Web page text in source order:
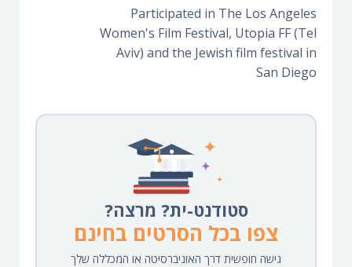
Participated in The Los Angeles
Women's Film Festival, Utopia FF (Tel
Aviv) and the Jewish film festival in
San Diego
סטודנט-ית? מרצה?
צפו בכל הסרטים בחינם
גישה חופשית דרך האוניברסיטה או המכללה שלך